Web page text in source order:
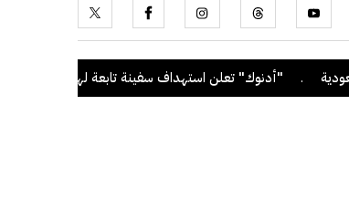
. "أدنوك" تعلن استهداف سفينة تابعة لها بصاروخ أثناء